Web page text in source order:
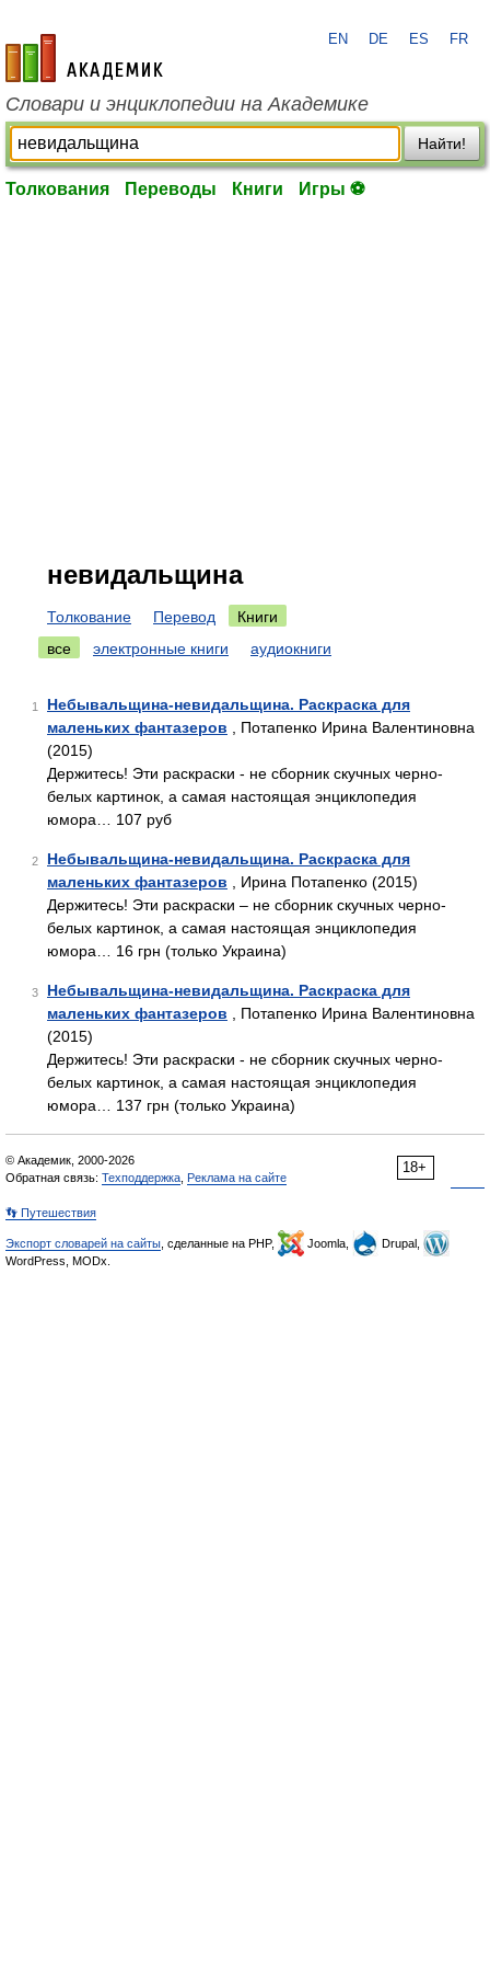
academic.ru
EN DE ES FR
Словари и энциклопедии на Академике
Найти!
Толкования Переводы Книги Игры ⚽
невидальщина
Толкование Перевод
Книги
все
электронные книги аудиокниги
1
Небывальщина-невидальщина. Раскраска для
маленьких фантазеров , Потапенко Ирина Валентиновна
(2015)
Держитесь! Эти раскраски - не сборник скучных черно-
белых картинок, а самая настоящая энциклопедия
юмора… 107 руб
2
Небывальщина-невидальщина. Раскраска для
маленьких фантазеров , Ирина Потапенко (2015)
Держитесь! Эти раскраски – не сборник скучных черно-
белых картинок, а самая настоящая энциклопедия
юмора… 16 грн (только Украина)
3
Небывальщина-невидальщина. Раскраска для
маленьких фантазеров , Потапенко Ирина Валентиновна
(2015)
Держитесь! Эти раскраски - не сборник скучных черно-
белых картинок, а самая настоящая энциклопедия
юмора… 137 грн (только Украина)
18+
© Академик, 2000-2026
Обратная связь: Техподдержка Реклама на сайте
👣 Путешествия
Экспорт словарей на сайты , сделанные на PHP, Joomla,
Drupal,
WordPress, MODx.